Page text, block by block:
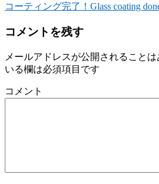
コーティング完了！Glass coating
コメントを残す
メールアドレスが公開されることは
いる欄は必須項目です
コメント